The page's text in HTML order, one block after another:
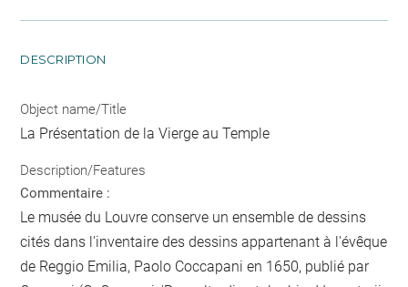
DESCRIPTION
Object name/Title
La Présentation de la Vierge au Temple
Description/Features
Commentaire :
Le musée du Louvre conserve un ensemble de dessins
cités dans l'inventaire des dessins appartenant à l'évêque
de Reggio Emilia, Paolo Coccapani en 1650, publié par